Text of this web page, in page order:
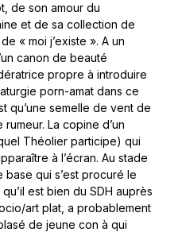
de son amour du
et de sa collection de
« moi j’existe ». A un
canon de beauté
propre à introduire
porn-amat dans ce
qu’une semelle de vent de
rumeur. La copine d’un
Théolier participe) qui
à l’écran. Au stade
qui s’est procuré le
est bien du SDH auprès
art plat, a probablement
de jeune con à qui